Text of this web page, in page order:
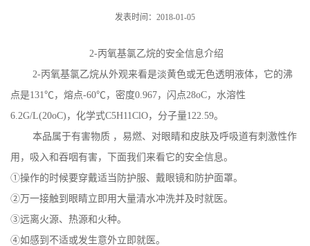
发表时间：2018-01-05
2-丙氧基氯乙烷的安全信息介绍
2-丙氧基氯乙烷从外观来看是淡黄色或无色透明液体，它的沸
点是131℃，熔点-60℃，密度0.967，闪点28oC，水溶性
6.2G/L(20oC)，化学式C5H11ClO，分子量122.59。
本品属于有害物质 ，易燃、对眼睛和皮肤及呼吸道有刺激性作
用，吸入和吞咽有害，下面我们来看它的安全信息。
①操作的时候要穿戴适当防护服、戴眼镜和防护面罩。
②万一接触到眼睛立即用大量清水冲洗并及时就医。
③远离火源、热源和火种。
④如感到不适或发生意外立即就医。